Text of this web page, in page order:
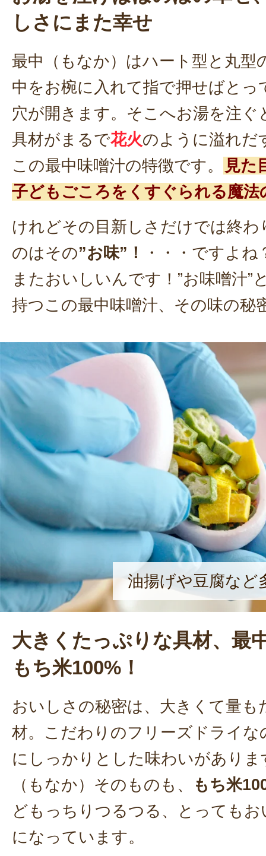
しさにまた幸せ
最中（もなか）はハート型と丸型
中をお椀に入れて指で押せばとっ
穴が開きます。そこへお湯を注ぐ
具材がまるで花火のように溢れだ
この最中味噌汁の特徴です。
見た
子どもごころをくすぐられる魔法
けれどその目新しさだけでは終わ
のはその”お味”！
・・・ですよ
またおいしいんです！”お味噌汁”
持つこの最中味噌汁、その味の秘
油揚げや豆腐など
大きくたっぷりな具材、最
もち米100%！
おいしさの秘密は、大きくて量も
材。こだわりのフリーズドライな
にしっかりとした味わいがありま
（もなか）そのものも、
もち米
どもっちりつるつる、とっても
になっています。